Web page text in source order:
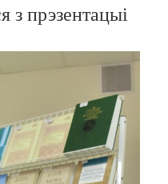
з прэзентацыі